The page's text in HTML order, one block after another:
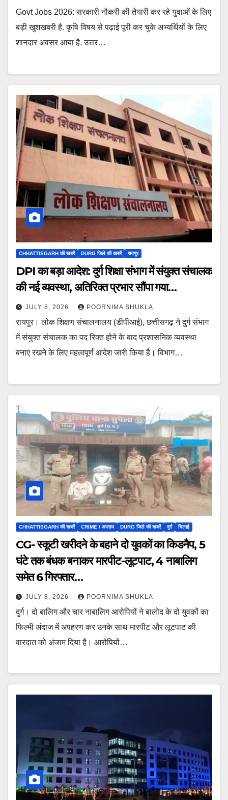
Govt Jobs 2026: सरकारी नौकरी की तैयारी कर रहे युवाओं के लिए
बड़ी खुशखबरी है. कृषि विषय से पढ़ाई पूरी कर चुके अभ्यर्थियों के लिए
शानदार अवसर आया है. उत्तर…
CHHATTISGARH की खबरें DURG जिले की खबरें रायपुर
DPI का बड़ा आदेश: दुर्ग शिक्षा संभाग में संयुक्त संचालक
की नई व्यवस्था, अतिरिक्त प्रभार सौंपा गया…
JULY 8, 2026 POORNIMA SHUKLA
रायपुर। लोक शिक्षण संचालनालय (डीपीआई), छत्तीसगढ़ ने दुर्ग संभाग
में संयुक्त संचालक का पद रिक्त होने के बाद प्रशासनिक व्यवस्था
बनाए रखने के लिए महत्वपूर्ण आदेश जारी किया है। विभाग…
CHHATTISGARH की खबरें CRIME / अपराध DURG जिले की खबरें दुर्ग भिलाई
CG- स्कूटी खरीदने के बहाने दो युवकों का किडनैप, 5
घंटे तक बंधक बनाकर मारपीट-लूटपाट, 4 नाबालिग
समेत 6 गिरफ्तार…
JULY 8, 2026 POORNIMA SHUKLA
दुर्ग। दो बालिग और चार नाबालिग आरोपियों ने बालोद के दो युवकों का
फिल्मी अंदाज में अपहरण कर उनके साथ मारपीट और लूटपाट की
वारदात को अंजाम दिया है। आरोपियों…